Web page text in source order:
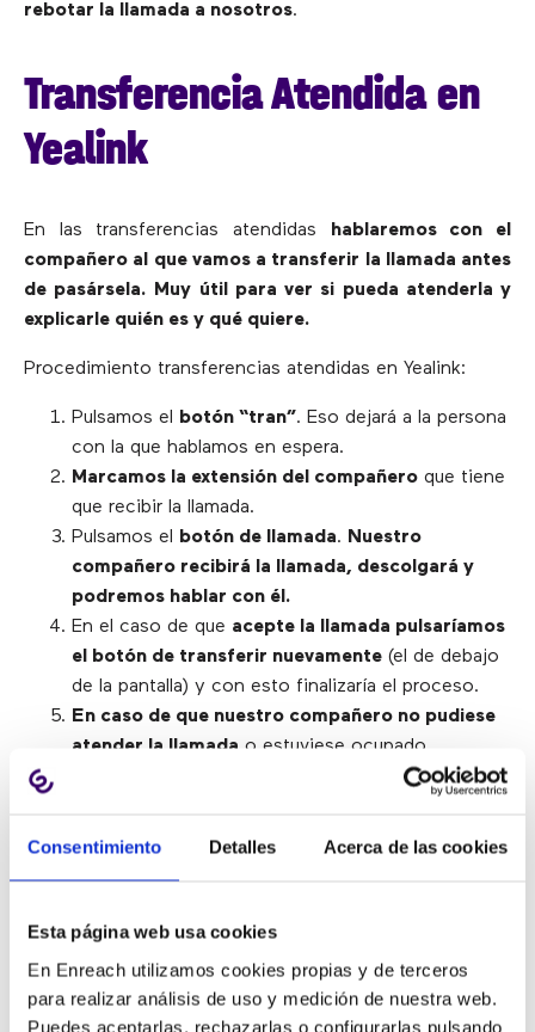
Consentimiento Detalles Acerca de las cookies
Esta página web usa cookies
En Enreach utilizamos cookies propias y de terceros
para realizar análisis de uso y medición de nuestra web.
Puedes aceptarlas, rechazarlas o configurarlas pulsando
rebotar la llamada a nosotros.
Transferencia Atendida en
Yealink
En las transferencias atendidas
hablaremos con el
compañero al que vamos a transferir la llamada antes
de pasársela. Muy útil para ver si pueda atenderla y
explicarle quién es y qué quiere.
Procedimiento transferencias atendidas en Yealink:
Pulsamos el botón “tran”. Eso dejará a la persona
con la que hablamos en espera.
Marcamos la extensión del compañero que tiene
que recibir la llamada.
Pulsamos el
botón de llamada. Nuestro
compañero recibirá la llamada, descolgará y
podremos hablar con él.
En el caso de que acepte la llamada pulsaríamos
el botón de transferir nuevamente (el de debajo
de la pantalla) y con esto finalizaría el proceso.
En caso de que nuestro compañero no pudiese
atender la llamada o estuviese ocupado,
finalizaríamos la llamada con el compañero
el teléfono nos mostraría la llamada retenida
Cómo cambiar el tipo de